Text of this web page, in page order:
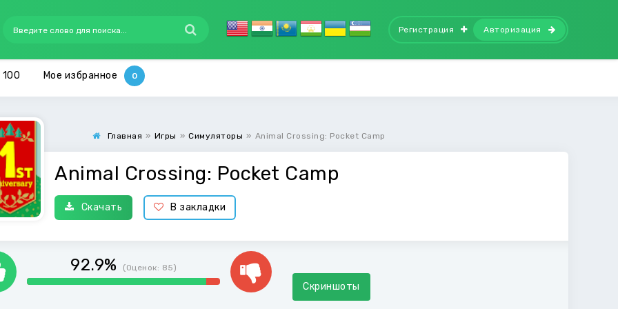
Регистрация Авторизация
Мое избранное
Главная » Игры » Симуляторы » Animal Crossing: Pocket Camp
Animal Crossing: Pocket Camp
Скачать В закладки
92.9% (Оценок: 85)
Скриншоты